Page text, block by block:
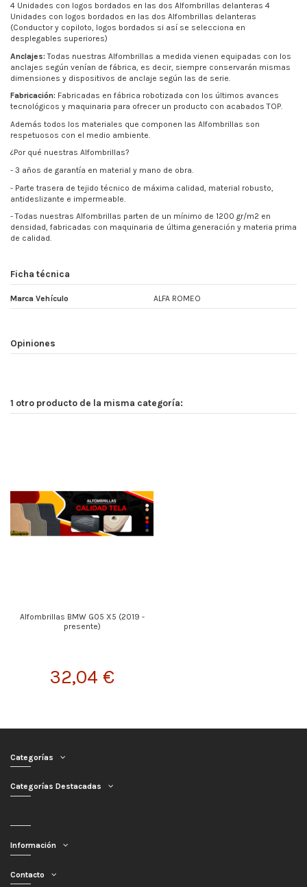
4 Unidades con logos bordados en las dos Alfombrillas delanteras 4
Unidades con logos bordados en las dos Alfombrillas delanteras
(Conductor y copiloto, logos bordados si así se selecciona en
desplegables superiores)
Anclajes: Todas nuestras Alfombrillas a medida vienen equipadas con los
anclajes según venían de fábrica, es decir, siempre conservarán mismas
dimensiones y dispositivos de anclaje según las de serie.
Fabricación: Fabricadas en fábrica robotizada con los últimos avances
tecnológicos y maquinaria para ofrecer un producto con acabados TOP.
Además todos los materiales que componen las Alfombrillas son
respetuosos con el medio ambiente.
¿Por qué nuestras Alfombrillas?
- 3 años de garantía en material y mano de obra.
- Parte trasera de tejido técnico de máxima calidad, material robusto,
antideslizante e impermeable.
- Todas nuestras Alfombrillas parten de un mínimo de 1200 gr/m2 en
densidad, fabricadas con maquinaria de última generación y materia prima
de calidad.
Ficha técnica
Marca Vehículo ALFA ROMEO
Opiniones
1 otro producto de la misma categoría:
Alfombrillas BMW G05 X5 (2019 -
presente)
32,04 €
Categorías
Categorías Destacadas
Información
Contacto